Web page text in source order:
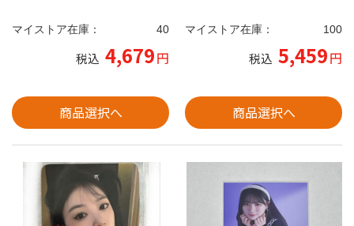
マイストア在庫： 40
税込 4,679円
商品選択へ
マイストア在庫： 100
税込 5,459円
商品選択へ